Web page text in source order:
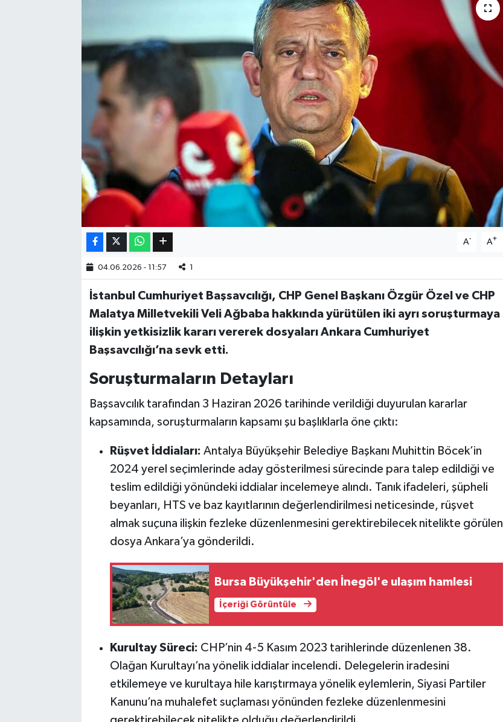
A- A+
04.06.2026 - 11:57
İstanbul Cumhuriyet Başsavcılığı, CHP Genel Başkanı Özgür Özel ve CHP
Malatya Milletvekili Veli Ağbaba hakkında yürütülen iki ayrı soruşturmaya
ilişkin yetkisizlik kararı vererek dosyaları Ankara Cumhuriyet
Başsavcılığı’na sevk etti.
Soruşturmaların Detayları
Başsavcılık tarafından 3 Haziran 2026 tarihinde verildiği duyurulan kararlar
kapsamında, soruşturmaların kapsamı şu başlıklarla öne çıktı:
Rüşvet İddiaları: Antalya Büyükşehir Belediye Başkanı Muhittin Böcek’in
2024 yerel seçimlerinde aday gösterilmesi sürecinde para talep edildiği ve
teslim edildiği yönündeki iddialar incelemeye alındı. Tanık ifadeleri, şüpheli
beyanları, HTS ve baz kayıtlarının değerlendirilmesi neticesinde, rüşvet
almak suçuna ilişkin fezleke düzenlenmesini gerektirebilecek nitelikte görülen
dosya Ankara’ya gönderildi.
Bursa Büyükşehir'den İnegöl'e ulaşım hamlesi
İçeriği Görüntüle
Kurultay Süreci: CHP’nin 4-5 Kasım 2023 tarihlerinde düzenlenen 38.
Olağan Kurultayı’na yönelik iddialar incelendi. Delegelerin iradesini
etkilemeye ve kurultaya hile karıştırmaya yönelik eylemlerin, Siyasi Partiler
Kanunu’na muhalefet suçlaması yönünden fezleke düzenlenmesini
Kültür & Sanat
Bilim, Teknoloji